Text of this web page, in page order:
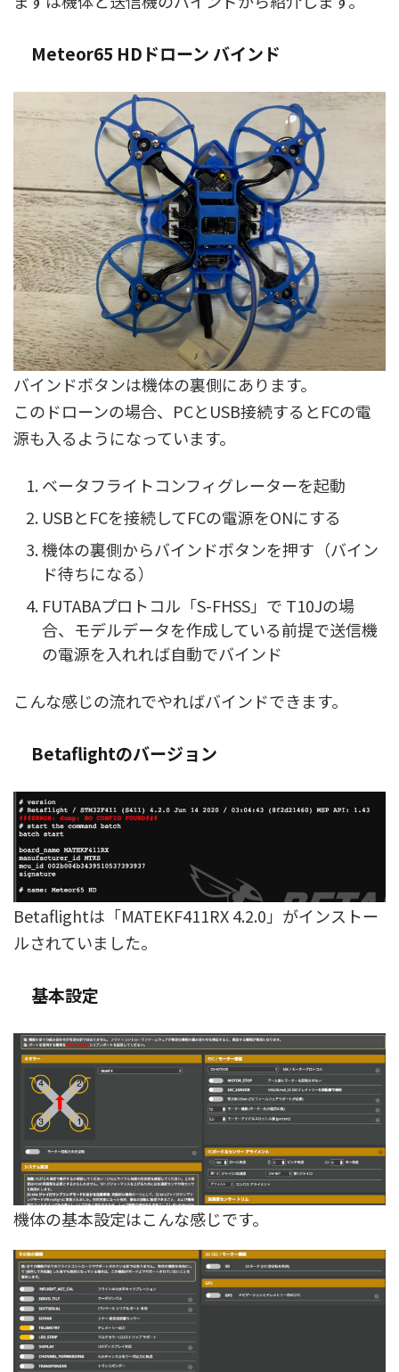
Meteor65 HDドローン バインド
バインドボタンは機体の裏側にあります。
このドローンの場合、PCとUSB接続するとFCの電
源も入るようになっています。
ベータフライトコンフィグレーターを起動
USBとFCを接続してFCの電源をONにする
機体の裏側からバインドボタンを押す（バイン
ド待ちになる）
FUTABAプロトコル「S-FHSS」で T10Jの場
合、モデルデータを作成している前提で送信機
の電源を入れれば自動でバインド
こんな感じの流れでやればバインドできます。
Betaflightのバージョン
Betaflightは「MATEKF411RX 4.2.0」がインストー
ルされていました。
基本設定
機体の基本設定はこんな感じです。